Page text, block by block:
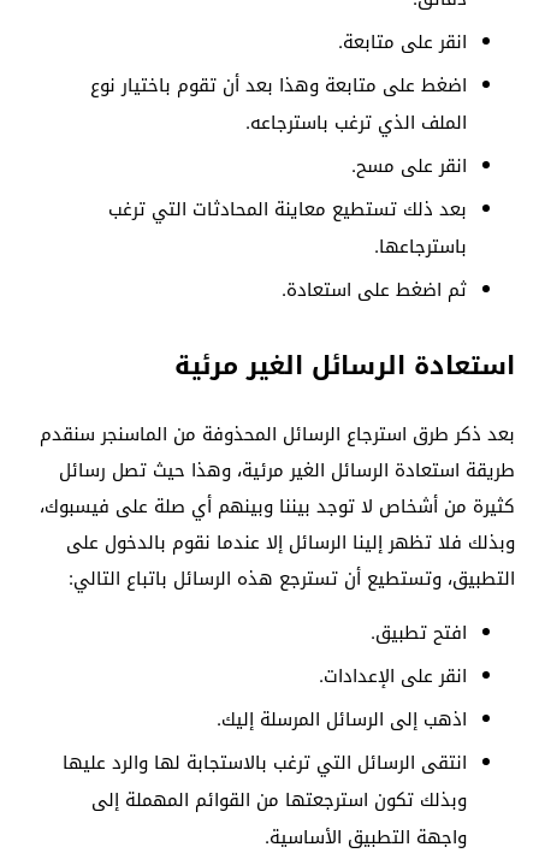
انقر على متابعة.
اضغط على متابعة وهذا بعد أن تقوم باختيار نوع
الملف الذي ترغب باسترجاعه.
انقر على مسح.
بعد ذلك تستطيع معاينة المحادثات التي ترغب
باسترجاعها.
ثم اضغط على استعادة.
استعادة الرسائل الغير مرئية
بعد ذكر طرق استرجاع الرسائل المحذوفة من الماسنجر سنقدم
طريقة استعادة الرسائل الغير مرئية، وهذا حيث تصل رسائل
كثيرة من أشخاص لا توجد بيننا وبينهم أي صلة على فيسبوك،
وبذلك فلا تظهر إلينا الرسائل إلا عندما نقوم بالدخول على
التطبيق، وتستطيع أن تسترجع هذه الرسائل باتباع التالي:
افتح تطبيق.
انقر على الإعدادات.
اذهب إلى الرسائل المرسلة إليك.
انتقى الرسائل التي ترغب بالاستجابة لها والرد عليها
وبذلك تكون استرجعتها من القوائم المهملة إلى
واجهة التطبيق الأساسية.